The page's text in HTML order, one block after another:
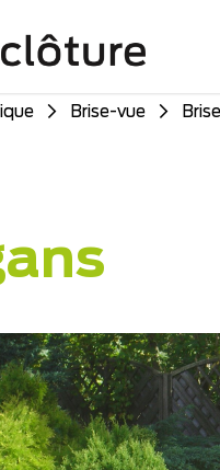
Brise-vue